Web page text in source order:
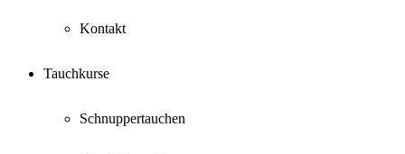
Kontakt
Tauchkurse
Schnuppertauchen